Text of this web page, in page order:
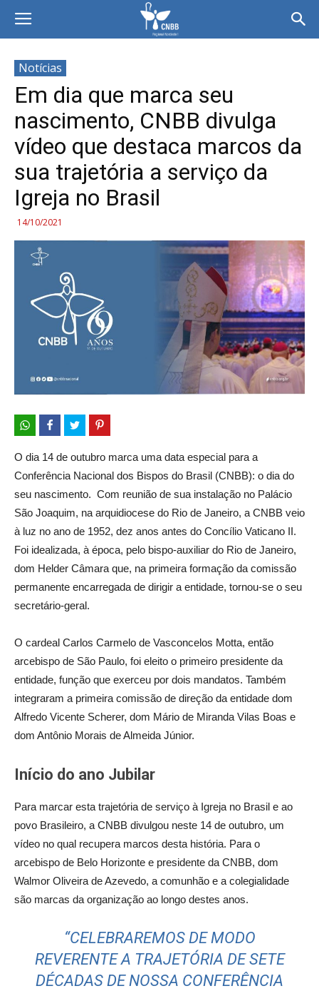
Notícias
Em dia que marca seu
nascimento, CNBB divulga
vídeo que destaca marcos da
sua trajetória a serviço da
Igreja no Brasil
14/10/2021
O dia 14 de outubro marca uma data especial para a
Conferência Nacional dos Bispos do Brasil (CNBB): o dia do
seu nascimento. Com reunião de sua instalação no Palácio
São Joaquim, na arquidiocese do Rio de Janeiro, a CNBB veio
à luz no ano de 1952, dez anos antes do Concílio Vaticano II.
Foi idealizada, à época, pelo bispo-auxiliar do Rio de Janeiro,
dom Helder Câmara que, na primeira formação da comissão
permanente encarregada de dirigir a entidade, tornou-se o seu
secretário-geral.
O cardeal Carlos Carmelo de Vasconcelos Motta, então
arcebispo de São Paulo, foi eleito o primeiro presidente da
entidade, função que exerceu por dois mandatos. Também
integraram a primeira comissão de direção da entidade dom
Alfredo Vicente Scherer, dom Mário de Miranda Vilas Boas e
dom Antônio Morais de Almeida Júnior.
Início do ano Jubilar
Para marcar esta trajetória de serviço à Igreja no Brasil e ao
povo Brasileiro, a CNBB divulgou neste 14 de outubro, um
vídeo no qual recupera marcos desta história. Para o
arcebispo de Belo Horizonte e presidente da CNBB, dom
Walmor Oliveira de Azevedo, a comunhão e a colegialidade
são marcas da organização ao longo destes anos.
“CELEBRAREMOS DE MODO
REVERENTE A TRAJETÓRIA DE SETE
DÉCADAS DE NOSSA CONFERÊNCIA